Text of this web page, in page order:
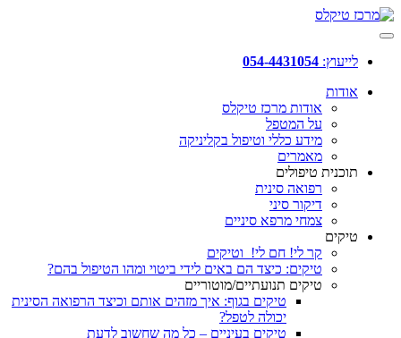
לייעוץ: 054-4431054
אודות
אודות מרכז טיקלס
על המטפל
מידע כללי וטיפול בקליניקה
מאמרים
תוכנית טיפולים
רפואה סינית
דיקור סיני
צמחי מרפא סיניים
טיקים
קר לי! חם לי! וטיקים
טיקים: כיצד הם באים לידי ביטוי ומהו הטיפול בהם?
טיקים תנועתיים/מוטוריים
טיקים בגוף: איך מזהים אותם וכיצד הרפואה הסינית
יכולה לטפל?
טיקים בעיניים – כל מה שחשוב לדעת